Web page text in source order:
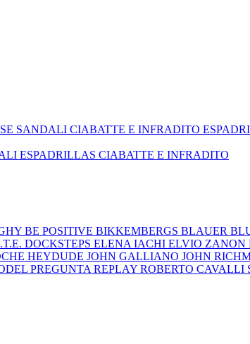
SANDALI CIABATTE E INFRADITO
ESPADRILLAS CIABATTE E INFRADITO
BE POSITIVE BIKKEMBERGS BLAUER
DOCKSTEPS ELENA IACHI ELVIO ZANON
HEYDUDE JOHN GALLIANO JOHN
PREGUNTA REPLAY ROBERTO CAVALLI